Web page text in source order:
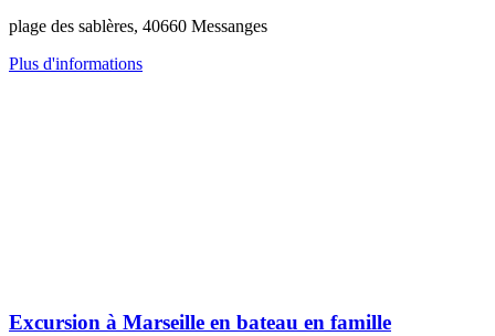
plage des sablères, 40660 Messanges
Plus d'informations
Excursion à Marseille en bateau en famille